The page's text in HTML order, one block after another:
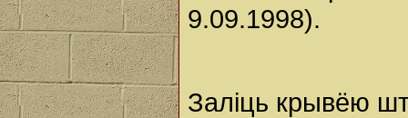
9.09.1998).
Заліць крывёю